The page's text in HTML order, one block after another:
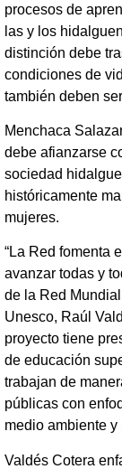
procesos de
las y los
distinción debe
condiciones de
también deben
Menchaca
debe afianzarse
sociedad
históricamente
mujeres.
“La Red fomenta
avanzar todas y
de la Red
Unesco, Raúl
proyecto tiene
de educación
trabajan de
públicas con
medio ambiente y
Valdés Cotera